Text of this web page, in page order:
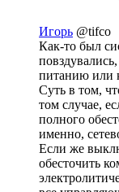
Игорь @tifco
Как-то был
питанию или
Суть в том,
том случае,
полного
именно,
Если же
обесточить